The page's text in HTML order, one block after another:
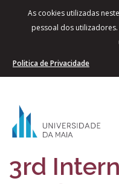
As cookies utilizadas
pessoal dos
Politica de Privacidade
3rd